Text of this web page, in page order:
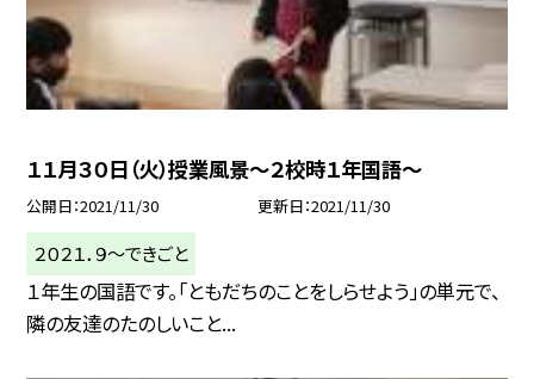
１１月３０日（火）授業風景〜２校時１年国語〜
公開日 2021/11/30 更新日 2021/11/30
２０２１．９〜できごと
１年生の国語です。「ともだちのことをしらせよう」の単元で、
隣の友達のたのしいこと...